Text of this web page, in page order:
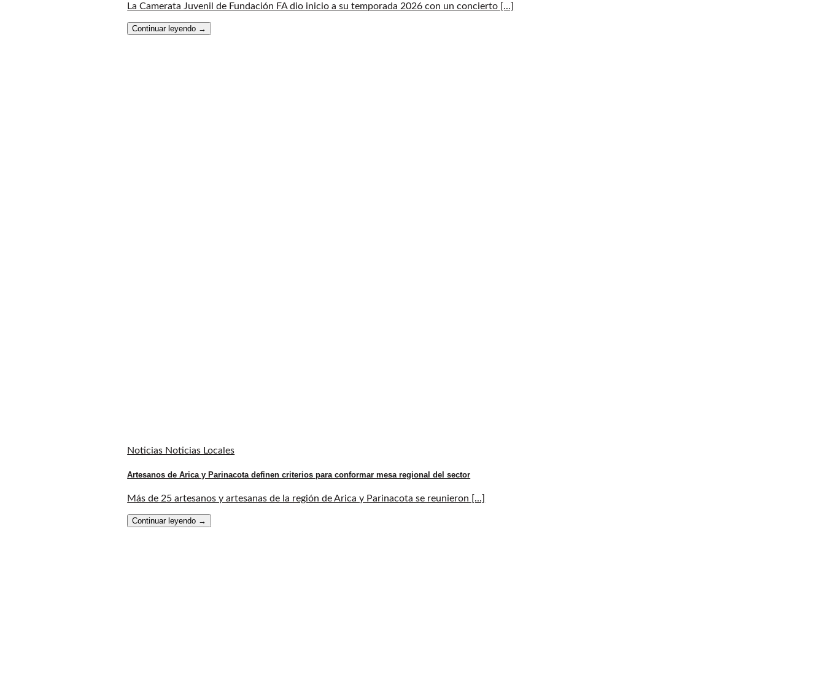
La Camerata Juvenil de Fundación FA dio inicio a su temporada 2026 con un concierto [...]
Continuar leyendo →
Noticias Noticias Locales
Artesanos de Arica y Parinacota definen criterios para conformar mesa regional del sector
Más de 25 artesanos y artesanas de la región de Arica y Parinacota se reunieron [...]
Continuar leyendo →